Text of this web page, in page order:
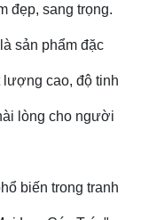
đẹp, sang trọng.
sản phẩm đặc
lượng cao, độ tinh
lòng cho người
biến trong tranh